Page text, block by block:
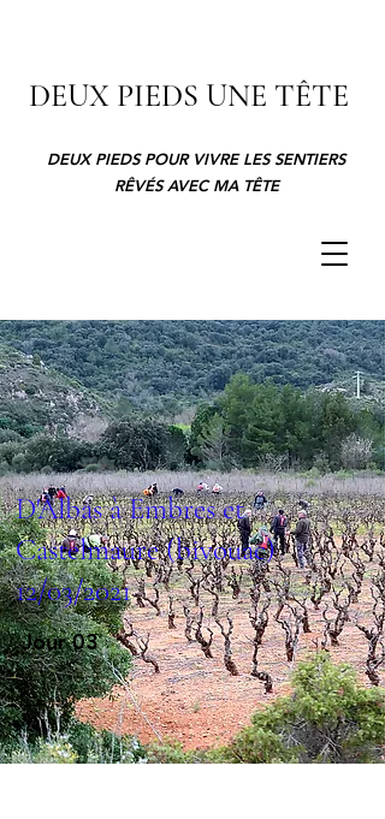
DEUX PIEDS UNE TÊTE
DEUX PIEDS POUR VIVRE LES SENTIERS
RÊVÉS AVEC MA TÊTE
D'Albas à Embres et
Castelmaure (bivouac)
12/03/2021
Jour 03